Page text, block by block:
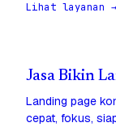
Lihat layanan →
Jasa Bikin
Landing page
cepat, fokus,